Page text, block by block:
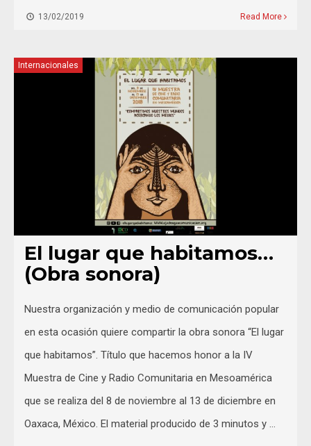
13/02/2019 Read More
Internacionales
El lugar que habitamos…
(Obra sonora)
Nuestra organización y medio de comunicación popular
en esta ocasión quiere compartir la obra sonora “El lugar
que habitamos”. Título que hacemos honor a la IV
Muestra de Cine y Radio Comunitaria en Mesoamérica
que se realiza del 8 de noviembre al 13 de diciembre en
Oaxaca, México. El material producido de 3 minutos y …